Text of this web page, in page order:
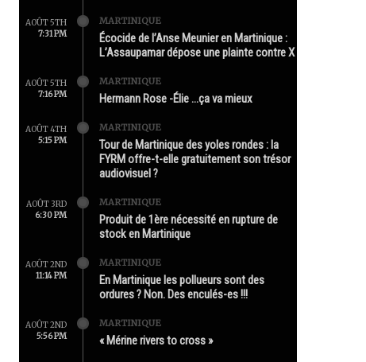
AOÛT 5TH
7:31 PM
MARTINIQUE
Écocide de l’Anse Meunier en Martinique :
L’Assaupamar dépose une plainte contre X
AOÛT 5TH
7:16 PM
MARTINIQUE
Hermann Rose -Élie …ça va mieux
AOÛT 4TH
5:15 PM
MARTINIQUE
Tour de Martinique des yoles rondes : la
FYRM offre-t-elle gratuitement son trésor
audiovisuel ?
AOÛT 3RD
6:30 PM
MARTINIQUE
Produit de 1ère nécessité en rupture de
stock en Martinique
AOÛT 2ND
11:14 PM
MARTINIQUE
En Martinique les pollueurs sont des
ordures ? Non. Des enculés-es !!!
AOÛT 2ND
5:56 PM
MARTINIQUE
« Mérine rivers to cross »